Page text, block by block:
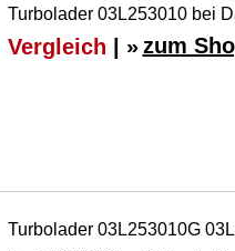
Turbolader 03L253010 bei
Vergleich | » zum
Turbolader 03L253010G